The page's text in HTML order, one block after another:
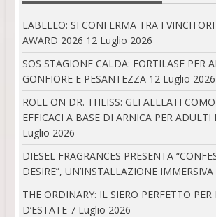
LABELLO: SI CONFERMA TRA I
AWARD 2026 12 Luglio 2026
SOS STAGIONE CALDA: FORTILASE PER
GONFIORE E PESANTEZZA 12 Luglio 2026
ROLL ON DR. THEISS: GLI ALLEATI
EFFICACI A BASE DI ARNICA PER
Luglio 2026
DIESEL FRAGRANCES PRESENTA
DESIRE”, UN’INSTALLAZIONE IMMERSIVA
THE ORDINARY: IL SIERO PERFETTO PER
D’ESTATE 7 Luglio 2026